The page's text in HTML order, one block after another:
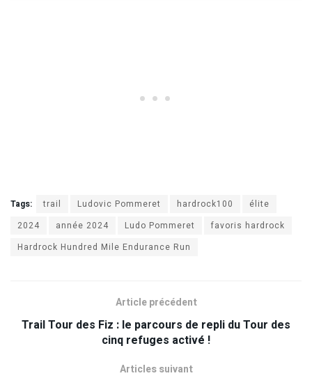
Tags: trail Ludovic Pommeret hardrock100
élite
2024
année 2024 Ludo Pommeret
favoris hardrock
Hardrock Hundred Mile Endurance Run
Article précédent
Trail Tour des Fiz : le parcours de repli du Tour des
cinq refuges activé !
Articles suivant